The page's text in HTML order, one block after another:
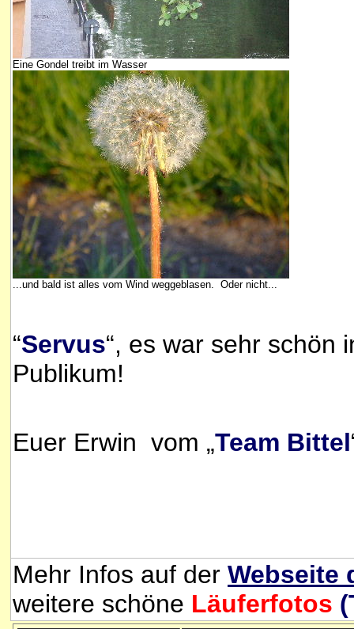
Eine Gondel treibt im Wasser
...und bald ist alles vom Wind weggeblasen. Oder nicht...
“Servus“, es war sehr schön
Publikum!
Euer Erwin vom „Team Bittel
Mehr Infos auf der Webseite
weitere schöne Läuferfotos